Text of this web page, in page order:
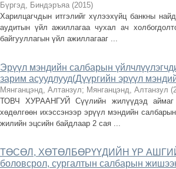
Бүргэд, Биндэръяа (2015)
Харилцагчдын итгэлийг хүлээхүйц банкны
аудитын үйл ажиллагаа чухал ач
байгууллагын үйл ажиллагааг ...
Эрүүл мэндийн салбарын
зарим асуудлууд(Дүүргийн эрүүл
Мянганцэнд, Алтанзул; Мянганцэнд, Алтанзул (
ТОВЧ ХУРААНГУЙ Сүүлийн жилүүдэд аймаг
хөдөлгөөн ихэссэнээр эрүүл мэндийн
жилийн эцсийн байдлаар 2 сая ...
ТӨСӨЛ, ХӨТӨЛБӨРҮҮДИЙН ҮР
боловсрол, сургалтын салбарын